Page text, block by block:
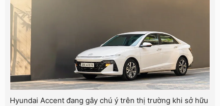
Hyundai Accent đang gây chú ý trên thị trường khi sở hữu